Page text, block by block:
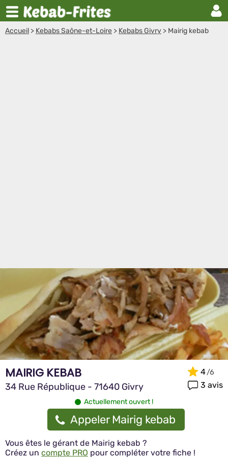
Accueil > Kebabs Saône-et-Loire > Kebabs Givry > Mairig kebab
MAIRIG KEBAB
34 Rue République - 71640 Givry
4
3 avis
Actuellement ouvert !
Appeler Mairig kebab
Vous êtes le gérant de Mairig kebab ?
Créez un compte PRO pour compléter votre fiche !